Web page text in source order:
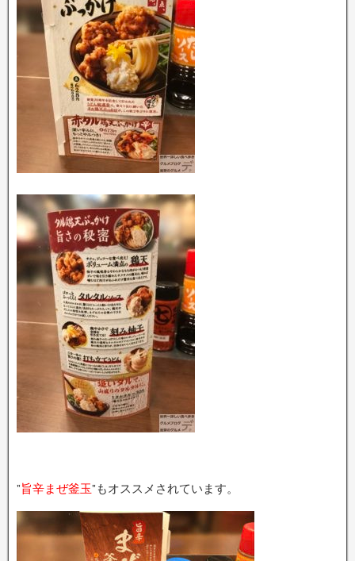
”旨辛まぜ釜玉”もオススメされています。